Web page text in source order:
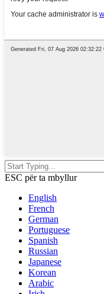
ESC për ta mbyllur
English
French
German
Portuguese
Spanish
Russian
Japanese
Korean
Arabic